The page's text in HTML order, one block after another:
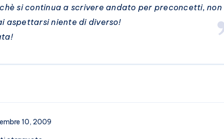
si continua a scrivere andato per preconcetti, non
aspettarsi niente di diverso!
10, 2009